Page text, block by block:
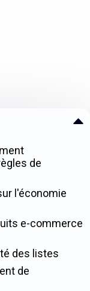
de
l'économie
e-commerce
des listes
de